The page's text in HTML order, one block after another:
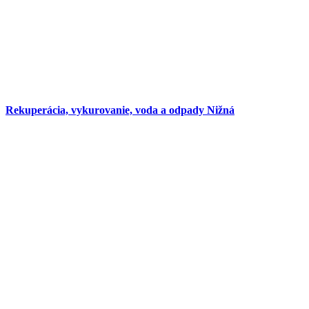
Rekuperácia, vykurovanie, voda a odpady Nižná